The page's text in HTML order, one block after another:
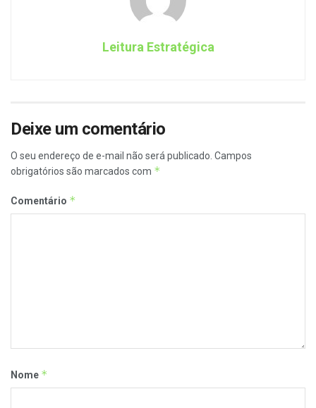
Leitura Estratégica
Deixe um comentário
O seu endereço de e-mail não será publicado. Campos
obrigatórios são marcados com *
Comentário *
Nome *